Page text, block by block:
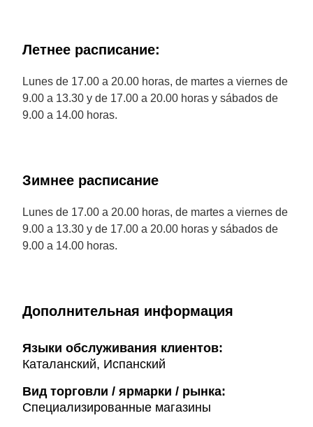
Летнее расписание:
Lunes de 17.00 a 20.00 horas, de martes a viernes de
9.00 a 13.30 y de 17.00 a 20.00 horas y sábados de
9.00 a 14.00 horas.
Зимнее расписание
Lunes de 17.00 a 20.00 horas, de martes a viernes de
9.00 a 13.30 y de 17.00 a 20.00 horas y sábados de
9.00 a 14.00 horas.
Дополнительная информация
Языки обслуживания клиентов:
Каталанский, Испанский
Вид торговли / ярмарки / рынка:
Специализированные магазины